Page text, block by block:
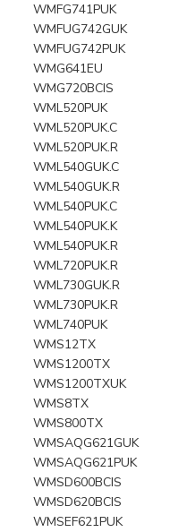
WMFG741PUK
WMFUG742GUK
WMFUG742PUK
WMG641EU
WMG720BCIS
WML520PUK
WML520PUK.C
WML520PUK.R
WML540GUK.C
WML540GUK.R
WML540PUK.C
WML540PUK.K
WML540PUK.R
WML720PUK.R
WML730GUK.R
WML730PUK.R
WML740PUK
WMS12TX
WMS1200TX
WMS1200TXUK
WMS8TX
WMS800TX
WMSAQG621GUK
WMSAQG621PUK
WMSD600BCIS
WMSD620BCIS
WMSEF621PUK